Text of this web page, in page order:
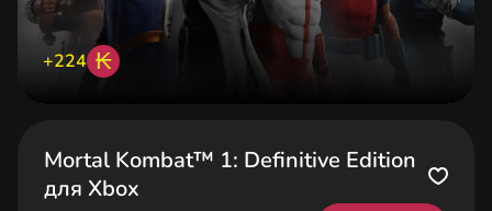
+224 ₭
Mortal Kombat™ 1: Definitive Edition
для Xbox